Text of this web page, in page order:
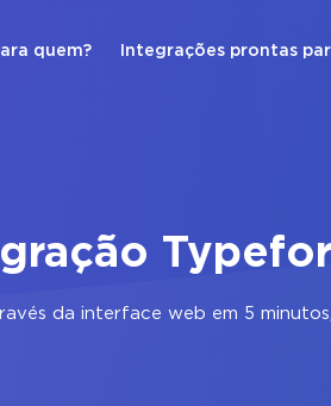
quem? Integrações prontas
da interface web em 5